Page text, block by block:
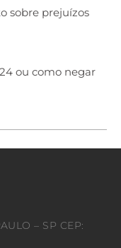
sobre prejuízos
ou como negar
– SP CEP: